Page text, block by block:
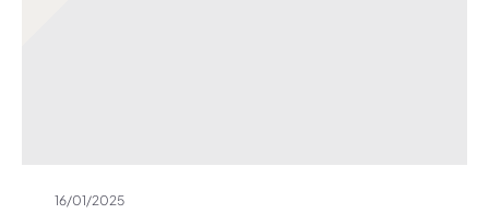
16/01/2025